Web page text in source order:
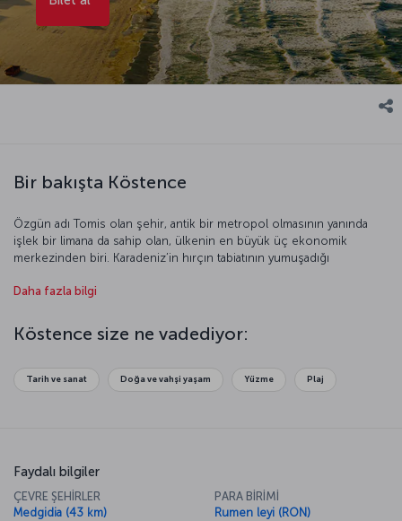
Bir bakışta Köstence
Özgün adı Tomis olan şehir, antik bir metropol olmasının yanında
işlek bir limana da sahip olan, ülkenin en büyük üç ekonomik
merkezinden biri. Karadeniz’in hırçın tabiatının yumuşadığı
açısından dünyanın gözlerinin çevrildiği yerleşim yerleri arasında yer
sanatın, doğanın aynı potada eridiği bu şehri gezmeye
doyamayacaksınız.
Daha fazla bilgi
Köstence size ne vadediyor:
Tarih ve sanat Doğa ve vahşi yaşam Yüzme Plaj
Faydalı bilgiler
ÇEVRE ŞEHİRLER
Medgidia (43 km)
PARA BİRİMİ
Rumen leyi (RON)